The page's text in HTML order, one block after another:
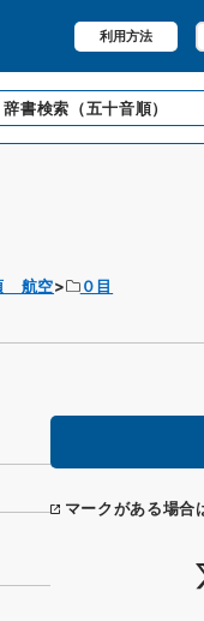
利用方法
辞書検索 （五十音順）
航空
０目
マークがある場合